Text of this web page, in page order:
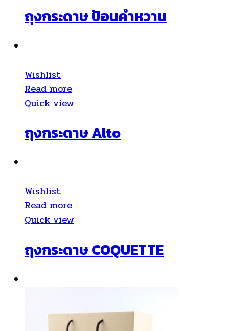
ถุงกระดาษ ป้อนคำหวาน
Wishlist
Read more
Quick view
ถุงกระดาษ Alto
Wishlist
Read more
Quick view
ถุงกระดาษ COQUETTE